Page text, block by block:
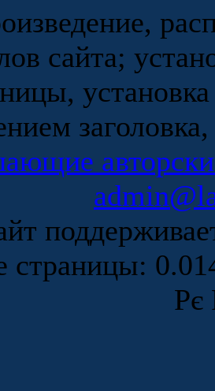
сайта;
страницы:
Рє